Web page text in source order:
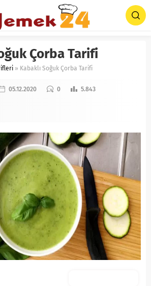
Çorba Tarifi
» Kabaklı Soğuk Çorba Tarifi
05.12.2020 0 5.843